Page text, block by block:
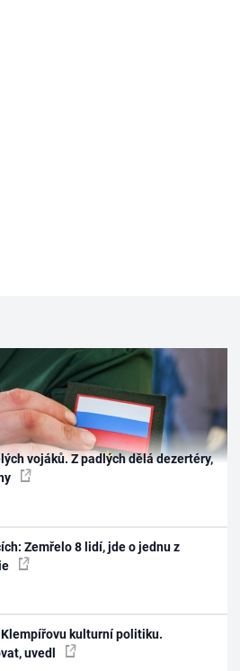
vojáků. Z padlých dělá dezertéry,
Zemřelo 8 lidí, jde o jednu z
kulturní politiku.
uvedl